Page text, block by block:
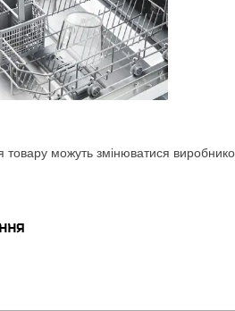
товару можуть змінюватися